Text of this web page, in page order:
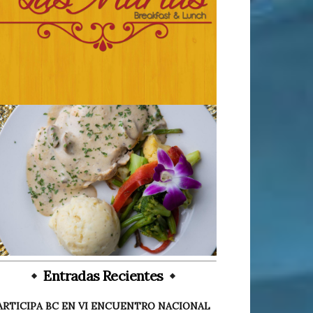
Entradas Recientes
BC EN VI ENCUENTRO NACIONAL